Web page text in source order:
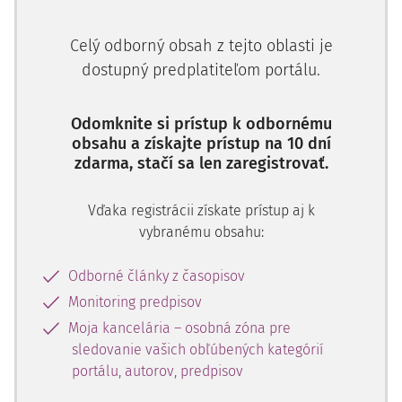
Ak sa miesto rozhodcovského konania nachádza v
Slovenskej republike, na určenie postupu pri určovaní
aplikovať zákon č. 244/2002 Z. z. o rozhodcovskom konaní
(ďalej aj "ZoRK").
ZoRK sa otázkou trov zaoberá len veľmi stroho. Trovy
dvoch miestach. V § 34 ods. 4 ZoRK je uvedené, že: "
okrem výroku vo veci samej
Celý odborný obsah z tejto oblasti je
dostupný predplatiteľom portálu.
Odomknite si prístup k odbornému
obsahu a získajte prístup na 10 dní
zdarma, stačí sa len zaregistrovať.
Vďaka registrácii získate prístup aj k
vybranému obsahu:
Odborné články z časopisov
Monitoring predpisov
Moja kancelária – osobná zóna pre
sledovanie vašich obľúbených kategórií
portálu, autorov, predpisov